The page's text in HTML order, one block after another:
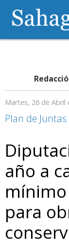
Martes, 26 de Abril
Plan de Juntas
año a
para